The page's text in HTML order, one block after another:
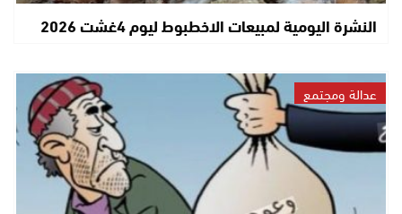
النشرة اليومية لمبيعات الاخطبوط ليوم 4غشت 2026
عدالة ومجتمع